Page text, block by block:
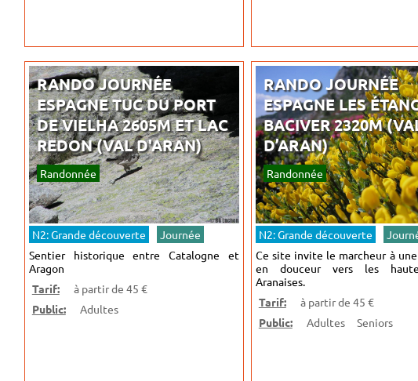
RANDO JOURNÉE
ESPAGNE TUC DU PORT
DE VIELHA 2605M ET LAC
REDON (VAL D'ARAN)
Randonnée
N2: Grande découverte
Journée
Sentier historique entre Catalogne et
Aragon
Tarif:
à partir de 45 €
Public:
Adultes
RANDO JOURNÉE
ESPAGNE LES
BACIVER 2320M
D’ARAN)
Randonnée
N2: Grande découverte
Ce site invite le marcheur à
en douceur vers les
Aranaises.
Tarif:
à partir de 45 €
Public:
Adultes Seniors